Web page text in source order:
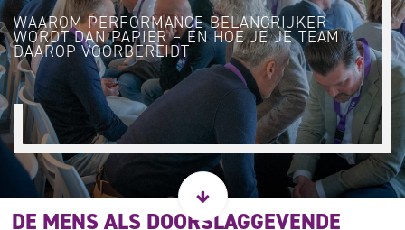
WAAROM PERFORMANCE BELANGRIJKER
WORDT DAN PAPIER – EN HOE JE JE TEAM
DAAROP VOORBEREIDT
DE MENS ALS DOORSLAGGEVENDE